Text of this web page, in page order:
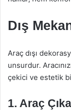
Dış
Araç dışı
unsurdur.
çekici ve estetik
1. Araç